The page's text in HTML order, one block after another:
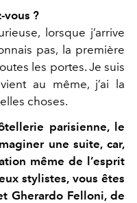
vous ?
lorsque j’arrive
pas, la première
les portes. Je suis
au même, j’ai la
choses.
parisienne, le
une suite, car,
même de l’esprit
stylistes, vous êtes
Gherardo Felloni, de